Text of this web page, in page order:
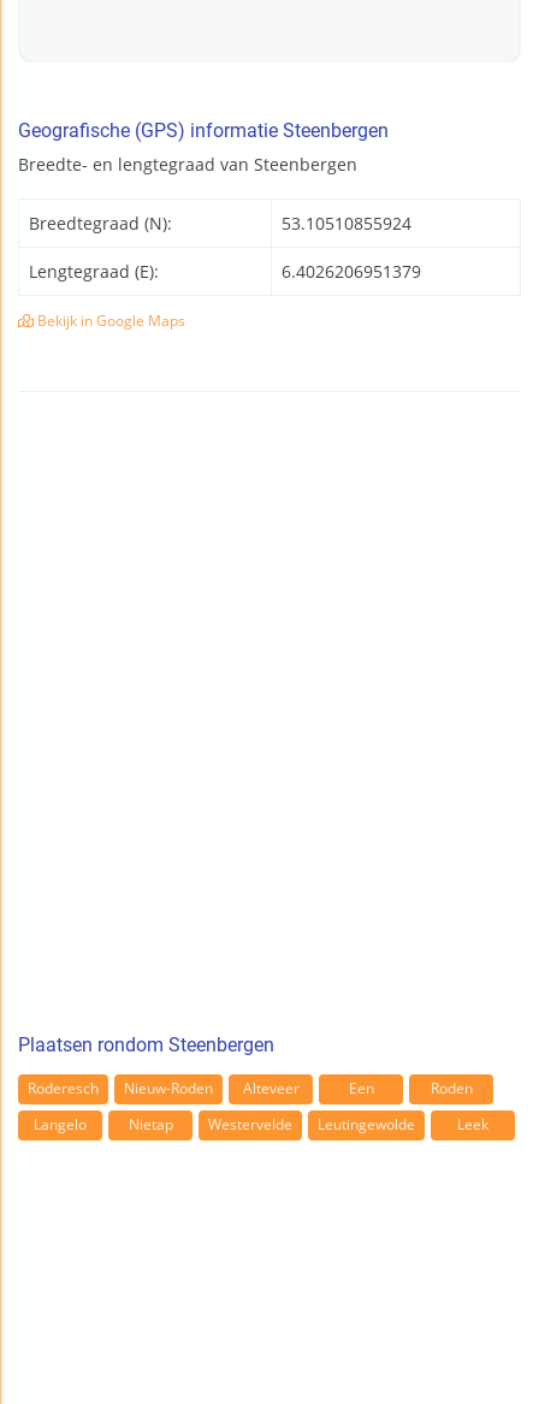
Geografische (GPS) informatie Steenbergen
Breedte- en lengtegraad van Steenbergen
Breedtegraad (N): 53.10510855924
Lengtegraad (E): 6.4026206951379
Bekijk in Google Maps
Plaatsen rondom Steenbergen
Roderesch Nieuw-Roden Alteveer Een
Roden
Langelo
Nietap Westervelde Leutingewolde Leek